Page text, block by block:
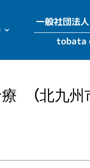
療 （北九